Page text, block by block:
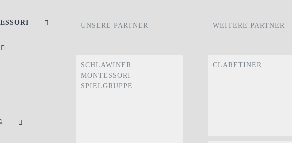
UNSERE PARTNER
SCHLAWINER
MONTESSORI-
SPIELGRUPPE
WEITERE PARTNER
CLARETINER